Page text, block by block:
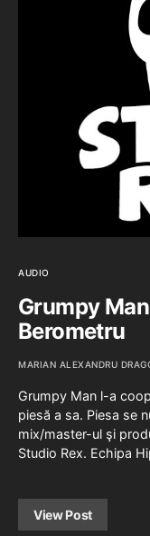
AUDIO
Grumpy
Berometru
MARIAN ALEXANDRU
Grumpy Man l-a
piesă a sa. Piesa se
mix/master-ul şi
Studio Rex. Echipa
View Post